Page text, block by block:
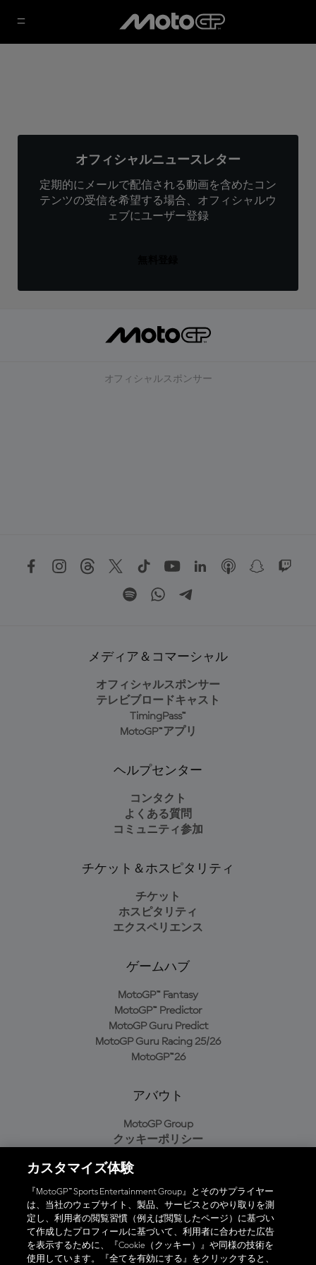
オフィシャルニュースレター
定期的にメールで配信される動画を含めたコン
テンツの受信を希望する場合、オフィシャルウ
ェブにユーザー登録
オフィシャルスポンサー
メディア＆コマーシャル
オフィシャルスポンサー
テレビブロードキャスト
TimingPass™
MotoGP™アプリ
ヘルプセンター
コンタクト
よくある質問
コミュニティ参加
チケット＆ホスピタリティ
チケット
ホスピタリティ
エクスペリエンス
ゲームハブ
MotoGP™ Fantasy
MotoGP™ Predictor
MotoGP Guru Predict
MotoGP Guru Racing 25/26
MotoGP™26
アバウト
MotoGP Group
クッキーポリシー
プライバシーポリシー
購入ポリシー
オフィシャルアプリ
カスタマイズ体験
『MotoGP™ Sports Entertainment Group』とそのサプライヤー
は、当社のウェブサイト、製品、サービスとのやり取りを測
定し、利用者の閲覧習慣（例えば閲覧したページ）に基づい
て作成したプロフィールに基づいて、利用者に合わせた広告
を表示するために、『Cookie（クッキー）』や同様の技術を
使用しています。『全てを有効にする』をクリックすると、